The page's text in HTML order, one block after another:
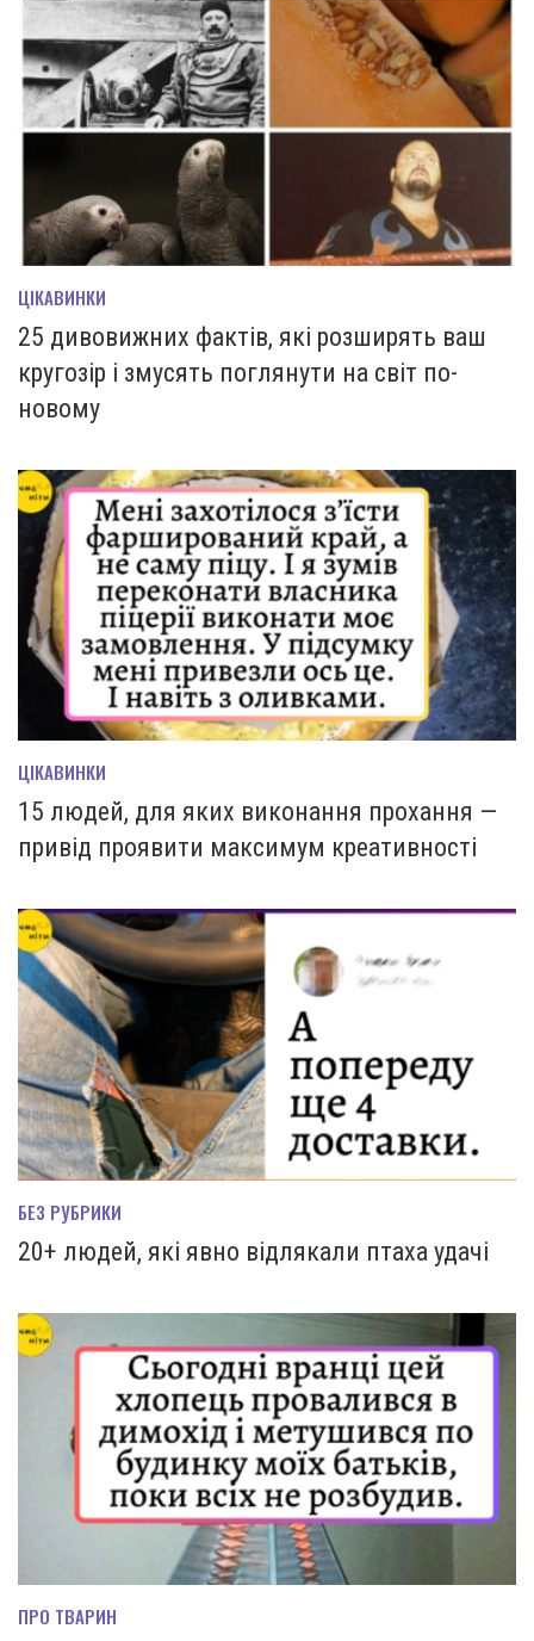
ЦІКАВИНКИ
25 дивовижних фактів, які розширять ваш
кругозір і змусять поглянути на світ по-
новому
ЦІКАВИНКИ
15 людей, для яких виконання прохання —
привід проявити максимум креативності
БЕЗ РУБРИКИ
20+ людей, які явно відлякали птаха удачі
ПРО ТВАРИН